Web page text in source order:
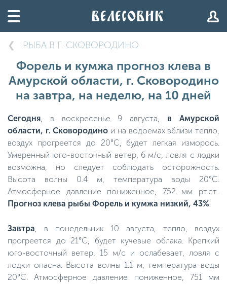
РЫБА В Г. СКОВОРОДИНО
Форель и кумжа прогноз клева в
Амурской области, г. Сковородино
на завтра, на неделю, на 10 дней
Сегодня, в воскресенье 9 августа, в Амурской
области, г. Сковородино и на водоемах вблизи тепло,
воздух прогреется до 20°C, будет легкая изморось.
Умеренный юго-восточный ветер, 6 м/с, ловля с лодки
возможна, но следует соблюдать осторожность.
Высота волны 0.4 м, температура воды 20°C.
Атмосферное давление пониженное, 752 мм рт.ст..
Прогноз клева рыбы Форель и кумжа низкий, 43%.
Завтра, в понедельник 10 августа, тепло, воздух
прогреется до 21°C, будет кучевые облака. Крепкий
юго-восточный ветер, 15 м/с и ослабевает, ловля с
лодки опасна. Высота волны 1.1 м, температура воды
20°C. Атмосферное давление пониженное, 751 мм